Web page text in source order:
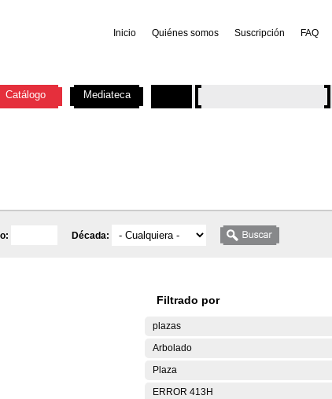
Inicio Quiénes somos Suscripción FAQ
Década:
Filtrado por
plazas
Arbolado
Plaza
ERROR 413H
Catálogo Mediateca